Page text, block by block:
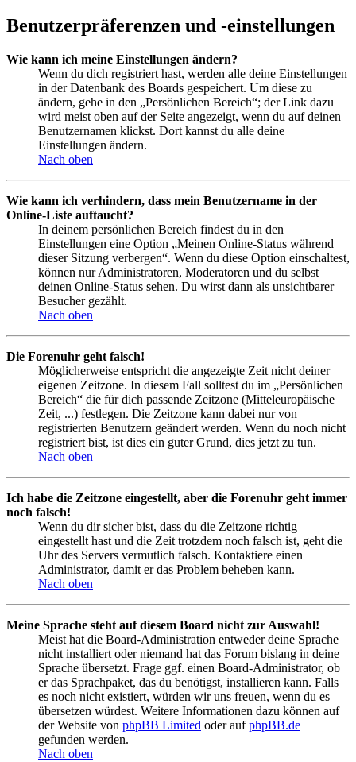
Benutzerpräferenzen und -einstellungen
Wie kann ich meine Einstellungen ändern?
Wenn du dich registriert hast, werden alle deine Einstellungen
in der Datenbank des Boards gespeichert. Um diese zu
ändern, gehe in den „Persönlichen Bereich“; der Link dazu
wird meist oben auf der Seite angezeigt, wenn du auf deinen
Benutzernamen klickst. Dort kannst du alle deine
Einstellungen ändern.
Nach oben
Wie kann ich verhindern, dass mein Benutzername in der
Online-Liste auftaucht?
In deinem persönlichen Bereich findest du in den
Einstellungen eine Option „Meinen Online-Status während
dieser Sitzung verbergen“. Wenn du diese Option einschaltest,
können nur Administratoren, Moderatoren und du selbst
deinen Online-Status sehen. Du wirst dann als unsichtbarer
Besucher gezählt.
Nach oben
Die Forenuhr geht falsch!
Möglicherweise entspricht die angezeigte Zeit nicht deiner
eigenen Zeitzone. In diesem Fall solltest du im „Persönlichen
Bereich“ die für dich passende Zeitzone (Mitteleuropäische
Zeit, ...) festlegen. Die Zeitzone kann dabei nur von
registrierten Benutzern geändert werden. Wenn du noch nicht
registriert bist, ist dies ein guter Grund, dies jetzt zu tun.
Nach oben
Ich habe die Zeitzone eingestellt, aber die Forenuhr geht immer
noch falsch!
Wenn du dir sicher bist, dass du die Zeitzone richtig
eingestellt hast und die Zeit trotzdem noch falsch ist, geht die
Uhr des Servers vermutlich falsch. Kontaktiere einen
Administrator, damit er das Problem beheben kann.
Nach oben
Meine Sprache steht auf diesem Board nicht zur Auswahl!
Meist hat die Board-Administration entweder deine Sprache
nicht installiert oder niemand hat das Forum bislang in deine
Sprache übersetzt. Frage ggf. einen Board-Administrator, ob
er das Sprachpaket, das du benötigst, installieren kann. Falls
es noch nicht existiert, würden wir uns freuen, wenn du es
übersetzen würdest. Weitere Informationen dazu können auf
der Website von phpBB Limited oder aufphpBB.de
gefunden werden.
Nach oben